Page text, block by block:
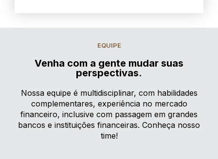
EQUIPE
Venha com a gente mudar suas
perspectivas.
Nossa equipe é multidisciplinar, com habilidades
complementares, experiência no mercado
financeiro, inclusive com passagem em grandes
bancos e instituições financeiras. Conheça nosso
time!